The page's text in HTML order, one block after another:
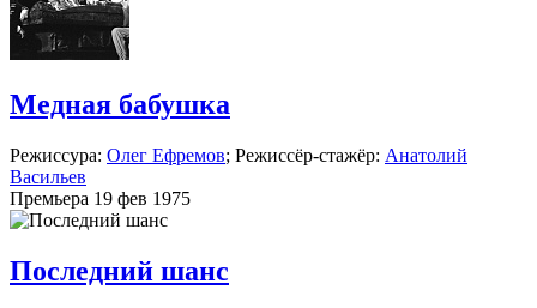
Медная бабушка
Режиссура: Олег Ефремов; Режиссёр-стажёр: Анатолий
Васильев
Премьера 19 фев 1975
Последний шанс